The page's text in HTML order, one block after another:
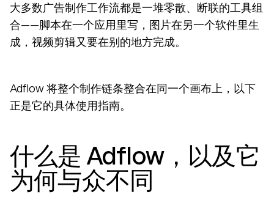
大多数广告制作工作流都是一堆零散、断联的工具组
合——脚本在一个应用里写，图片在另一个软件里生
成，视频剪辑又要在别的地方完成。
Adflow 将整个制作链条整合在同一个画布上，以下
正是它的具体使用指南。
什么是 Adflow，以及它
为何与众不同